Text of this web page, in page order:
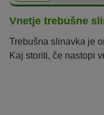
Vnetje trebušne
Trebušna slinavka je
Kaj storiti, če nastopi